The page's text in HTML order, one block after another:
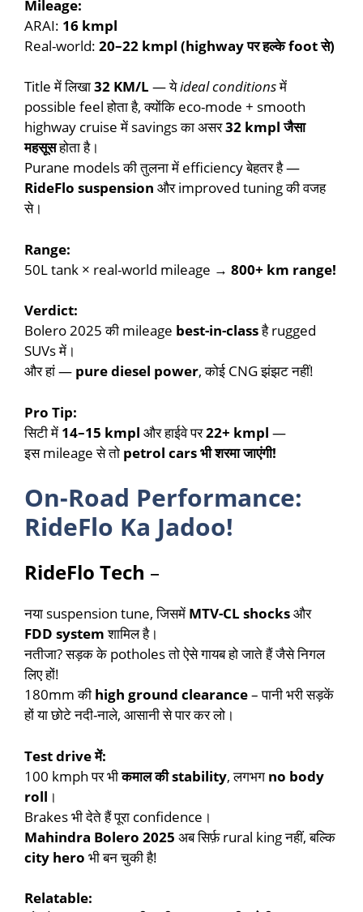
Mileage:
ARAI: 16 kmpl
Real-world: 20–22 kmpl (highway पर हल्के foot से)
Title में लिखा32 KM/L — येideal conditionsमें
possible feel होता है, क्योंकि eco-mode + smooth
highway cruise में savings का असर32 kmpl जैसा
महसूसहोता है।
Purane models की तुलना में efficiency बेहतर है —
RideFlo suspension और improved tuning की वजह
से।
Range:
50L tank × real-world mileage → 800+ km range!
Verdict:
Bolero 2025 की mileage best-in-classहै rugged
SUVs में।
और हां — pure diesel power, कोई CNG झंझट नहीं!
Pro Tip:
सिटी में 14–15 kmpl और हाईवे पर22+ kmpl —
इस mileage से तो petrol cars भी शरमा जाएंगी!
On-Road Performance:
RideFlo Ka Jadoo!
RideFlo Tech –
नया suspension tune, जिसमें MTV-CL shocksऔर
FDD systemशामिल है।
नतीजा? सड़क के potholes तो ऐसे गायब हो जाते हैं जैसे निगल
लिए हों!
180mm की high ground clearance– पानी भरी सड़कें
हों या छोटे नदी-नाले, आसानी से पार कर लो।
Test drive में:
100 kmph पर भीकमाल की stability, लगभग no body
roll ।
Brakes भी देते हैं पूरा confidence।
Mahindra Bolero 2025 अब सिर्फ़ rural king नहीं, बल्कि
city hero भी बन चुकी है!
Relatable: